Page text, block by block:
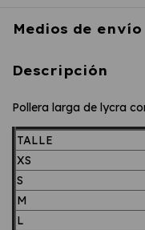
Medios de envío
Descripción
Pollera larga de lycra
TALLE
XS
S
M
L